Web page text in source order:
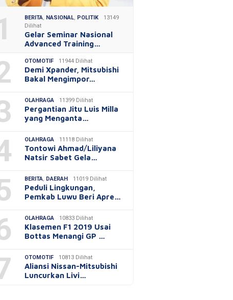
BERITA NASIONAL POLITIK
13149
Dilihat
Gelar Seminar Nasional
Advanced Training…
OTOMOTIF 11944 Dilihat
Demi Xpander, Mitsubishi
Bakal Mengimpor…
OLAHRAGA 11399 Dilihat
Pergantian Jitu Luis Milla
yang Menganta…
OLAHRAGA 11118 Dilihat
Tontowi Ahmad/Liliyana
Natsir Sabet Gela…
BERITA DAERAH 11019 Dilihat
Peduli Lingkungan,
Pemkab Luwu Beri Apre…
OLAHRAGA 10833 Dilihat
Klasemen F1 2019 Usai
Bottas Menangi GP …
OTOMOTIF 10813 Dilihat
Aliansi Nissan-Mitsubishi
Luncurkan Livi…